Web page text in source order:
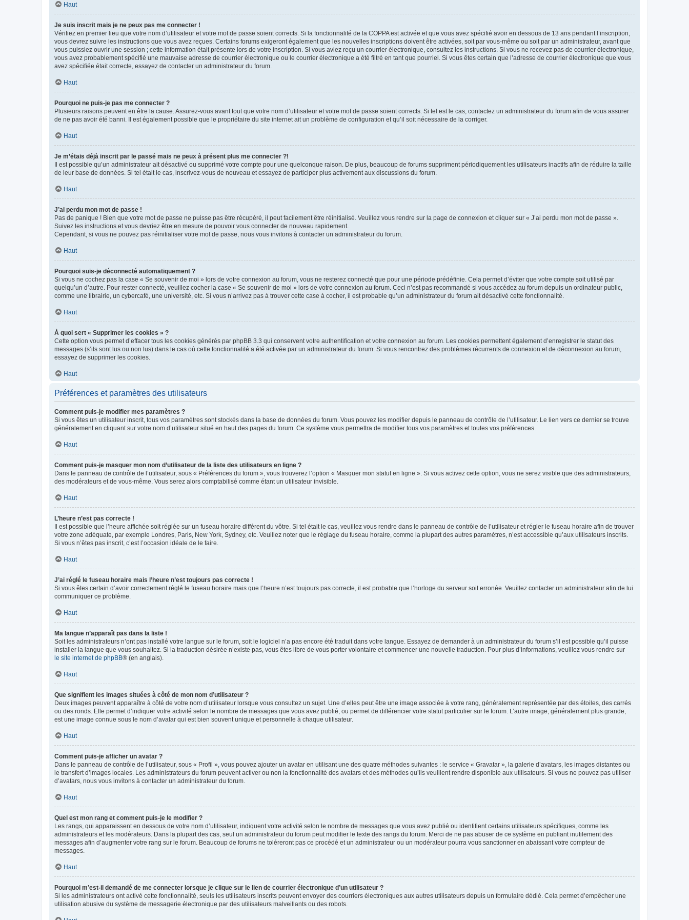
Haut
Je suis inscrit mais je ne peux pas me connecter !
Vérifiez en premier lieu que votre nom d’utilisateur et votre mot de passe soient corrects. Si la fonctionnalité de la COPPA est activée et que vous avez spécifié avoir en dessous de 13 ans pendant l’inscription,
vous devrez suivre les instructions que vous avez reçues. Certains forums exigeront également que les nouvelles inscriptions doivent être activées, soit par vous-même ou soit par un administrateur, avant que
vous puissiez ouvrir une session ; cette information était présente lors de votre inscription. Si vous aviez reçu un courrier électronique, consultez les instructions. Si vous ne recevez pas de courrier électronique,
vous avez probablement spécifié une mauvaise adresse de courrier électronique ou le courrier électronique a été filtré en tant que pourriel. Si vous êtes certain que l’adresse de courrier électronique que vous
avez spécifiée était correcte, essayez de contacter un administrateur du forum.
Haut
Pourquoi ne puis-je pas me connecter ?
Plusieurs raisons peuvent en être la cause. Assurez-vous avant tout que votre nom d’utilisateur et votre mot de passe soient corrects. Si tel est le cas, contactez un administrateur du forum afin de vous assurer
de ne pas avoir été banni. Il est également possible que le propriétaire du site internet ait un problème de configuration et qu’il soit nécessaire de la corriger.
Haut
Je m’étais déjà inscrit par le passé mais ne peux à présent plus me connecter ?!
Il est possible qu’un administrateur ait désactivé ou supprimé votre compte pour une quelconque raison. De plus, beaucoup de forums suppriment périodiquement les utilisateurs inactifs afin de réduire la taille
de leur base de données. Si tel était le cas, inscrivez-vous de nouveau et essayez de participer plus activement aux discussions du forum.
Haut
J’ai perdu mon mot de passe !
Pas de panique ! Bien que votre mot de passe ne puisse pas être récupéré, il peut facilement être réinitialisé. Veuillez vous rendre sur la page de connexion et cliquer sur « J’ai perdu mon mot de passe ».
Suivez les instructions et vous devriez être en mesure de pouvoir vous connecter de nouveau rapidement.
Cependant, si vous ne pouvez pas réinitialiser votre mot de passe, nous vous invitons à contacter un administrateur du forum.
Haut
Pourquoi suis-je déconnecté automatiquement ?
Si vous ne cochez pas la case « Se souvenir de moi » lors de votre connexion au forum, vous ne resterez connecté que pour une période prédéfinie. Cela permet d’éviter que votre compte soit utilisé par
quelqu’un d’autre. Pour rester connecté, veuillez cocher la case « Se souvenir de moi » lors de votre connexion au forum. Ceci n’est pas recommandé si vous accédez au forum depuis un ordinateur public,
comme une librairie, un cybercafé, une université, etc. Si vous n’arrivez pas à trouver cette case à cocher, il est probable qu’un administrateur du forum ait désactivé cette fonctionnalité.
Haut
À quoi sert « Supprimer les cookies » ?
Cette option vous permet d’effacer tous les cookies générés par phpBB 3.3 qui conservent votre authentification et votre connexion au forum. Les cookies permettent également d’enregistrer le statut des
messages (s’ils sont lus ou non lus) dans le cas où cette fonctionnalité a été activée par un administrateur du forum. Si vous rencontrez des problèmes récurrents de connexion et de déconnexion au forum,
essayez de supprimer les cookies.
Haut
Préférences et paramètres des utilisateurs
Comment puis-je modifier mes paramètres ?
Si vous êtes un utilisateur inscrit, tous vos paramètres sont stockés dans la base de données du forum. Vous pouvez les modifier depuis le panneau de contrôle de l’utilisateur. Le lien vers ce dernier se trouve
généralement en cliquant sur votre nom d’utilisateur situé en haut des pages du forum. Ce système vous permettra de modifier tous vos paramètres et toutes vos préférences.
Haut
Comment puis-je masquer mon nom d’utilisateur de la liste des utilisateurs en ligne ?
Dans le panneau de contrôle de l’utilisateur, sous « Préférences du forum », vous trouverez l’option « Masquer mon statut en ligne ». Si vous activez cette option, vous ne serez visible que des administrateurs,
des modérateurs et de vous-même. Vous serez alors comptabilisé comme étant un utilisateur invisible.
Haut
L’heure n’est pas correcte !
Il est possible que l’heure affichée soit réglée sur un fuseau horaire différent du vôtre. Si tel était le cas, veuillez vous rendre dans le panneau de contrôle de l’utilisateur et régler le fuseau horaire afin de trouver
votre zone adéquate, par exemple Londres, Paris, New York, Sydney, etc. Veuillez noter que le réglage du fuseau horaire, comme la plupart des autres paramètres, n’est accessible qu’aux utilisateurs inscrits.
Si vous n’êtes pas inscrit, c’est l’occasion idéale de le faire.
Haut
J’ai réglé le fuseau horaire mais l’heure n’est toujours pas correcte !
Si vous êtes certain d’avoir correctement réglé le fuseau horaire mais que l’heure n’est toujours pas correcte, il est probable que l’horloge du serveur soit erronée. Veuillez contacter un administrateur afin de lui
communiquer ce problème.
Haut
Ma langue n’apparaît pas dans la liste !
Soit les administrateurs n’ont pas installé votre langue sur le forum, soit le logiciel n’a pas encore été traduit dans votre langue. Essayez de demander à un administrateur du forum s’il est possible qu’il puisse
installer la langue que vous souhaitez. Si la traduction désirée n’existe pas, vous êtes libre de vous porter volontaire et commencer une nouvelle traduction. Pour plus d’informations, veuillez vous rendre sur
le site internet de phpBB® (en anglais).
Haut
Que signifient les images situées à côté de mon nom d’utilisateur ?
Deux images peuvent apparaître à côté de votre nom d’utilisateur lorsque vous consultez un sujet. Une d’elles peut être une image associée à votre rang, généralement représentée par des étoiles, des carrés
ou des ronds. Elle permet d’indiquer votre activité selon le nombre de messages que vous avez publié, ou permet de différencier votre statut particulier sur le forum. L’autre image, généralement plus grande,
est une image connue sous le nom d’avatar qui est bien souvent unique et personnelle à chaque utilisateur.
Haut
Comment puis-je afficher un avatar ?
Dans le panneau de contrôle de l’utilisateur, sous « Profil », vous pouvez ajouter un avatar en utilisant une des quatre méthodes suivantes : le service « Gravatar », la galerie d’avatars, les images distantes ou
le transfert d’images locales. Les administrateurs du forum peuvent activer ou non la fonctionnalité des avatars et des méthodes qu’ils veuillent rendre disponible aux utilisateurs. Si vous ne pouvez pas utiliser
d’avatars, nous vous invitons à contacter un administrateur du forum.
Haut
Quel est mon rang et comment puis-je le modifier ?
Les rangs, qui apparaissent en dessous de votre nom d’utilisateur, indiquent votre activité selon le nombre de messages que vous avez publié ou identifient certains utilisateurs spécifiques, comme les
administrateurs et les modérateurs. Dans la plupart des cas, seul un administrateur du forum peut modifier le texte des rangs du forum. Merci de ne pas abuser de ce système en publiant inutilement des
messages afin d’augmenter votre rang sur le forum. Beaucoup de forums ne toléreront pas ce procédé et un administrateur ou un modérateur pourra vous sanctionner en abaissant votre compteur de
messages.
Haut
Pourquoi m’est-il demandé de me connecter lorsque je clique sur le lien de courrier électronique d’un utilisateur ?
Si les administrateurs ont activé cette fonctionnalité, seuls les utilisateurs inscrits peuvent envoyer des courriers électroniques aux autres utilisateurs depuis un formulaire dédié. Cela permet d’empêcher une
utilisation abusive du système de messagerie électronique par des utilisateurs malveillants ou des robots.